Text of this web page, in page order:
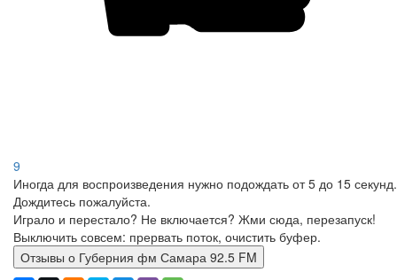
9
Иногда для воспроизведения нужно подождать от 5 до 15 секунд.
Дождитесь пожалуйста.
Играло и перестало? Не включается? Жми сюда, перезапуск!
Выключить совсем: прервать поток, очистить буфер.
Отзывы о Губерния фм Самара 92.5 FM